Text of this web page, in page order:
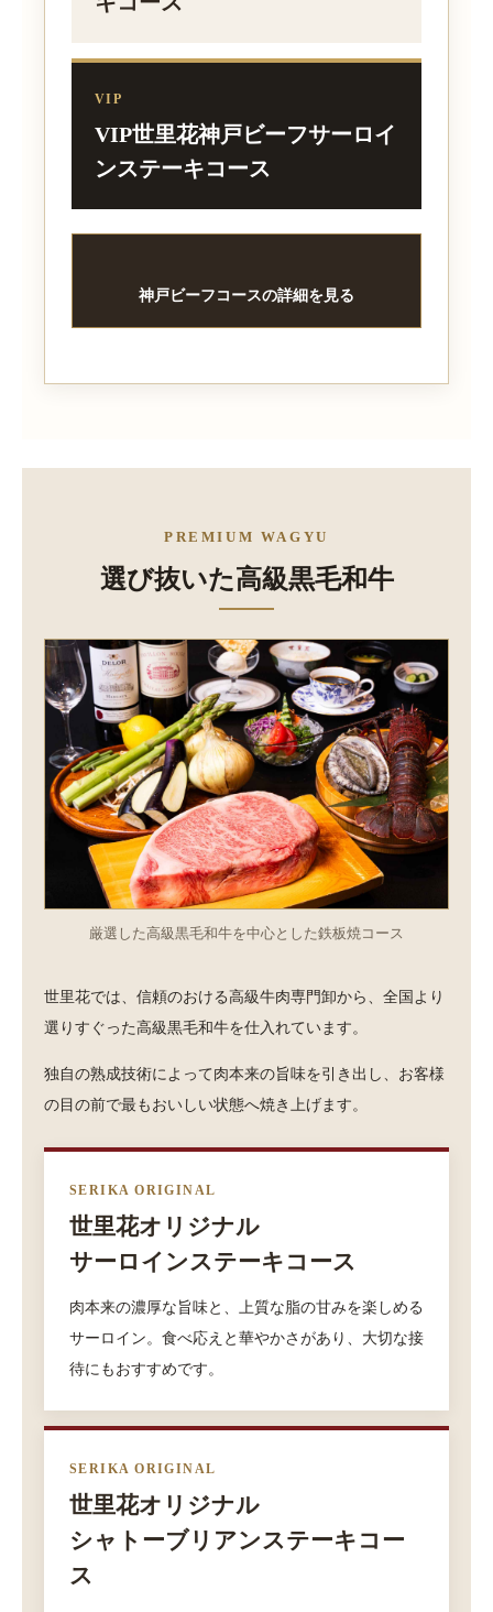
VIP
VIP世里花神戸ビーフサーロイ
ンステーキコース
神戸ビーフコースの詳細を見る
PREMIUM WAGYU
選び抜いた高級黒毛和牛
厳選した高級黒毛和牛を中心とした鉄板焼コース
世里花では、信頼のおける高級牛肉専門卸から、全国より
選りすぐった高級黒毛和牛を仕入れています。
独自の熟成技術によって肉本来の旨味を引き出し、お客様
の目の前で最もおいしい状態へ焼き上げます。
SERIKA ORIGINAL
世里花オリジナル
サーロインステーキコース
肉本来の濃厚な旨味と、上質な脂の甘みを楽しめる
サーロイン。食べ応えと華やかさがあり、大切な接
待にもおすすめです。
SERIKA ORIGINAL
世里花オリジナル
シャトーブリアンステーキコー
ス